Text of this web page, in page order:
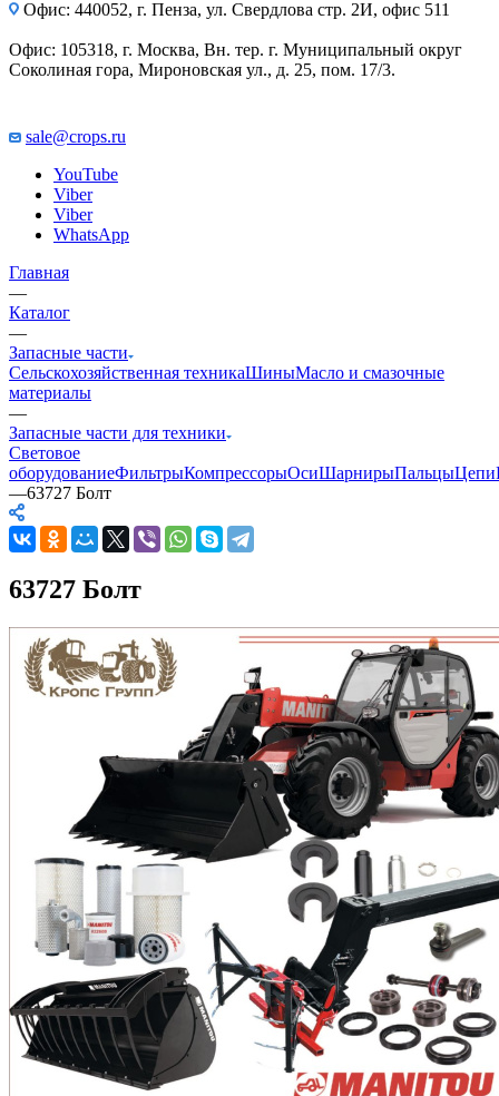
Офис: 440052, г. Пенза, ул. Свердлова стр. 2И, офис 511
Офис: 105318, г. Москва, Вн. тер. г. Муниципальный округ
Соколиная гора, Мироновская ул., д. 25, пом. 17/3.
sale@crops.ru
YouTube
Viber
Viber
WhatsApp
Главная
—
Каталог
—
Запасные части
Сельскохозяйственная техникаШиныМасло и смазочные
материалы
—
Запасные части для техники
Световое
оборудованиеФильтрыКомпрессорыОсиШарнирыПальцыЦепи
—63727 Болт
63727 Болт